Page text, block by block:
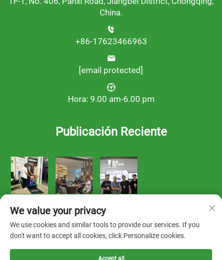
China.
+86-17623466963
[email protected]
Hora: 9.00 am-6.00 pm
Publicación Reciente
Derechos de autor © 2025 por FOOTWORK LAB -
We value your privacy
We use cookies and similar tools to provide our services. If you
don't want to accept all cookies, click Personalize cookies.
Accept all